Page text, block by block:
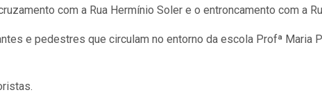
com a Rua Hermínio Soler e o entroncamento com a
e pedestres que circulam no entorno da escola Profª Maria